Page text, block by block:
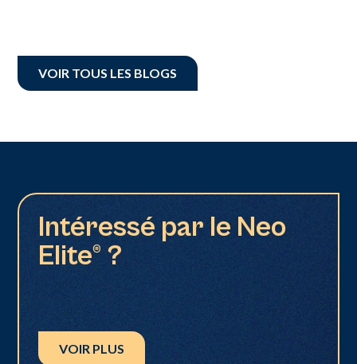
VOIR TOUS LES BLOGS
Intéressé par le Neo
Elite® ?
VOIR PLUS